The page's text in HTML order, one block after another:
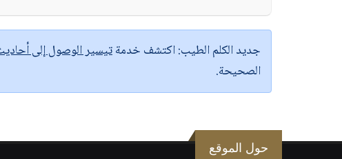
جديد الكلم الطيب:اكتشف خدمةتيسير الوصول إلى
الصحيحة.
حول الموقع